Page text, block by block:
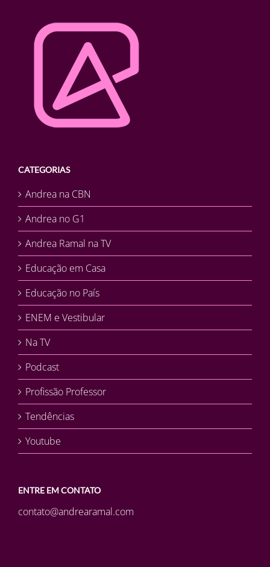
CATEGORIAS
Andrea na CBN
Andrea no G1
Andrea Ramal na TV
Educação em Casa
Educação no País
ENEM e Vestibular
Na TV
Podcast
Profissão Professor
Tendências
Youtube
ENTRE EM CONTATO
contato@andrearamal.com